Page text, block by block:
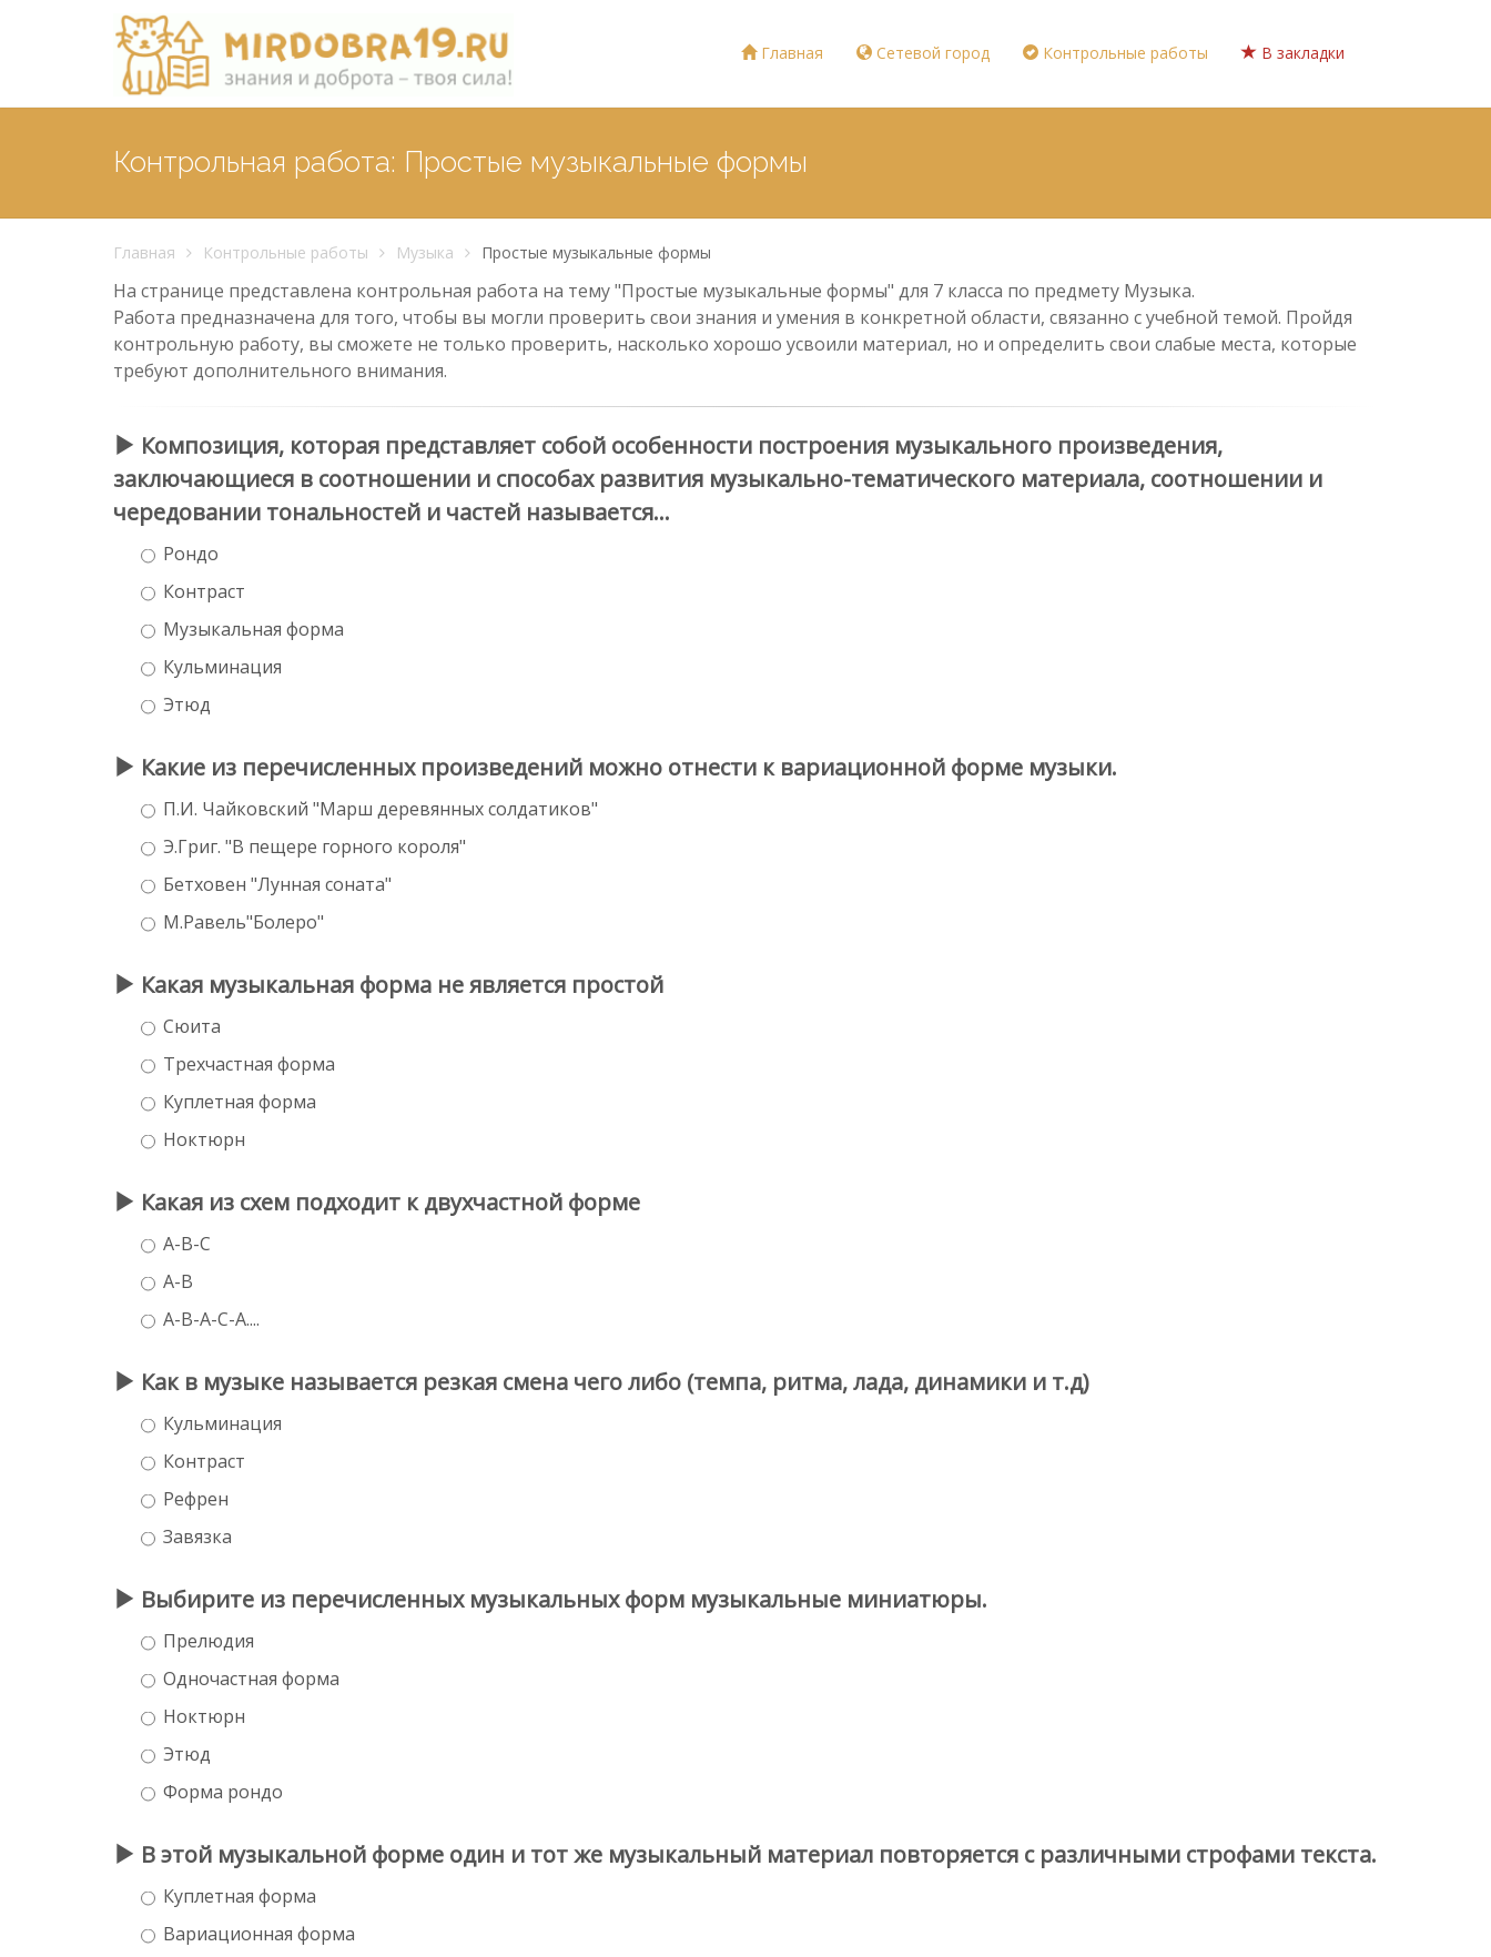
Главная Сетевой город Контрольные работы В закладки
Контрольная работа: Простые музыкальные формы
Главная Контрольные работы Музыка Простые музыкальные формы
На странице представлена контрольная работа на тему "Простые музыкальные формы" для 7 класса по предмету Музыка.
Работа предназначена для того, чтобы вы могли проверить свои знания и умения в конкретной области, связанно с учебной темой. Пройдя
контрольную работу, вы сможете не только проверить, насколько хорошо усвоили материал, но и определить свои слабые места, которые
требуют дополнительного внимания.
Композиция, которая представляет собой особенности построения музыкального произведения,
заключающиеся в соотношении и способах развития музыкально-тематического материала, соотношении и
чередовании тональностей и частей называется...
Рондо
Контраст
Музыкальная форма
Кульминация
Этюд
Какие из перечисленных произведений можно отнести к вариационной форме музыки.
П.И. Чайковский "Марш деревянных солдатиков"
Э.Григ. "В пещере горного короля"
Бетховен "Лунная соната"
М.Равель"Болеро"
Какая музыкальная форма не является простой
Сюита
Трехчастная форма
Куплетная форма
Ноктюрн
Какая из схем подходит к двухчастной форме
А-В-С
А-В
А-В-А-С-А....
Как в музыке называется резкая смена чего либо (темпа, ритма, лада, динамики и т.д)
Кульминация
Контраст
Рефрен
Завязка
Выбирите из перечисленных музыкальных форм музыкальные миниатюры.
Прелюдия
Одночастная форма
Ноктюрн
Этюд
Форма рондо
В этой музыкальной форме один и тот же музыкальный материал повторяется с различными строфами текста.
Куплетная форма
Вариационная форма